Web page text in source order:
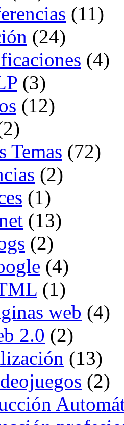
(11)
(24)
(4)
(3)
(12)
Temas (72)
(2)
(1)
(13)
(2)
(4)
(1)
web (4)
2.0 (2)
(13)
(2)